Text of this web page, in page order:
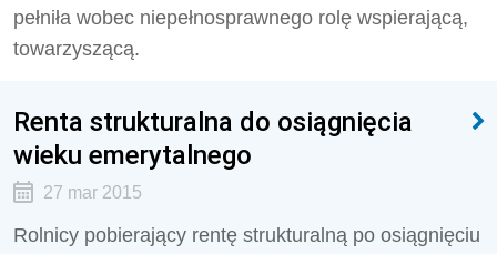
pełniła wobec niepełnosprawnego rolę wspierającą,
towarzyszącą.
Renta strukturalna do osiągnięcia
wieku emerytalnego
27 mar 2015
Rolnicy pobierający rentę strukturalną po osiągnięciu